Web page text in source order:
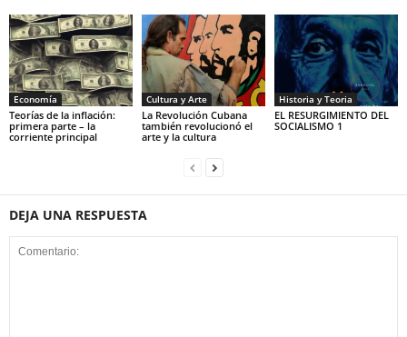
Economía
Teorías de la inflación:
primera parte – la
corriente principal
Cultura y Arte
La Revolución Cubana
también revolucionó el
arte y la cultura
Historia y Teoria
EL RESURGIMIENTO DEL
SOCIALISMO 1
DEJA UNA RESPUESTA